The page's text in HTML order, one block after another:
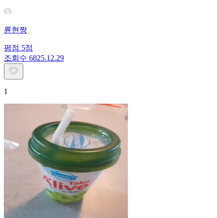
륜현짱
평점 5점
조회수 6825.12.29
1